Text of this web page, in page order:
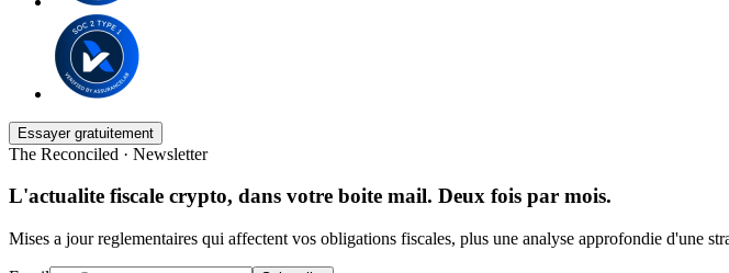
Essayer gratuitement
The Reconciled · Newsletter
L'actualite fiscale crypto, dans votre boite mail. Deux fois par mois.
Mises a jour reglementaires qui affectent vos obligations fiscales, plus une analyse approfondie d'une